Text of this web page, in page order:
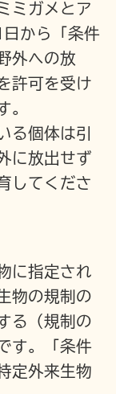
ミガメとア
日から「条件
外への放
許可を受け
。
る個体は引
に放出せず
してくださ
に指定され
物の規制の
る（規制の
す。「条件
定外来生物